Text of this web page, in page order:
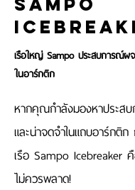
เรือใหญ่ Sampo ประสบการณ์
ในอาร์กติก
หากคุณกำลังมองหาประส
และน่าจดจำในแถบอาร์กติก
เรือ Sampo Icebreaker
ไม่ควรพลาด!